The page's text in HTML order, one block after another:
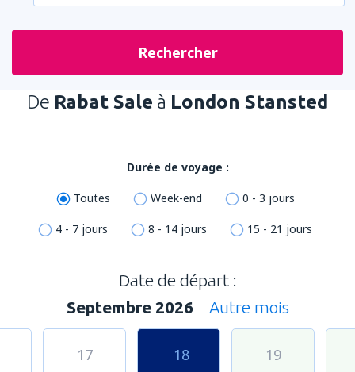
Rechercher
De Rabat Sale à London Stansted
Durée de voyage :
Toutes Week-end 0 - 3 jours
4 - 7 jours 8 - 14 jours 15 - 21 jours
Date de départ :
Septembre 2026
Autre mois
17 18 19